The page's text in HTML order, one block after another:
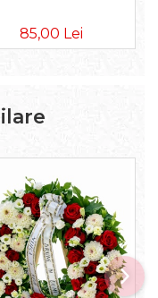
85,00 Lei